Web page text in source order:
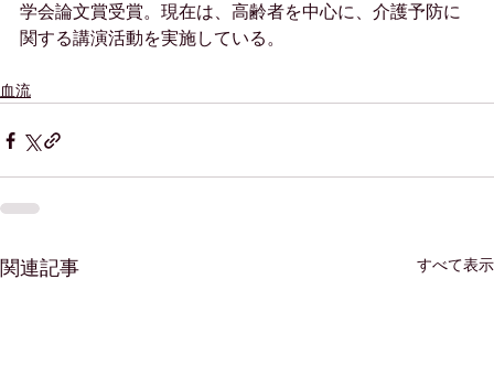
学会論文賞受賞。現在は、高齢者を中心に、介護予防に
関する講演活動を実施している。
血流
関連記事 すべて表示